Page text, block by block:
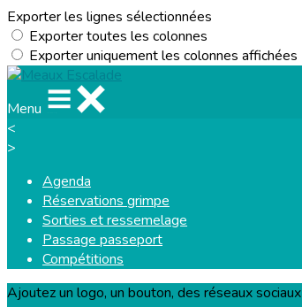
Exporter les lignes sélectionnées
Exporter toutes les colonnes
Exporter uniquement les colonnes affichées
Menu
<
>
Agenda
Réservations grimpe
Sorties et ressemelage
Passage passeport
Compétitions
Ajoutez un logo, un bouton, des réseaux sociaux